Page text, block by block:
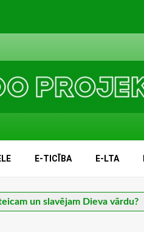
E-TICĪBA E-LTA
un slavējam Dieva vārdu?